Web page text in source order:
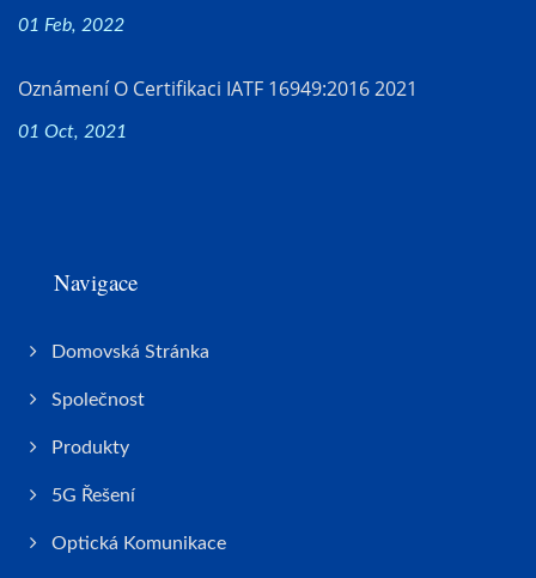
01 Feb, 2022
Oznámení O Certifikaci IATF 16949:2016 2021
01 Oct, 2021
Navigace
Domovská Stránka
Společnost
Produkty
5G Řešení
Optická Komunikace